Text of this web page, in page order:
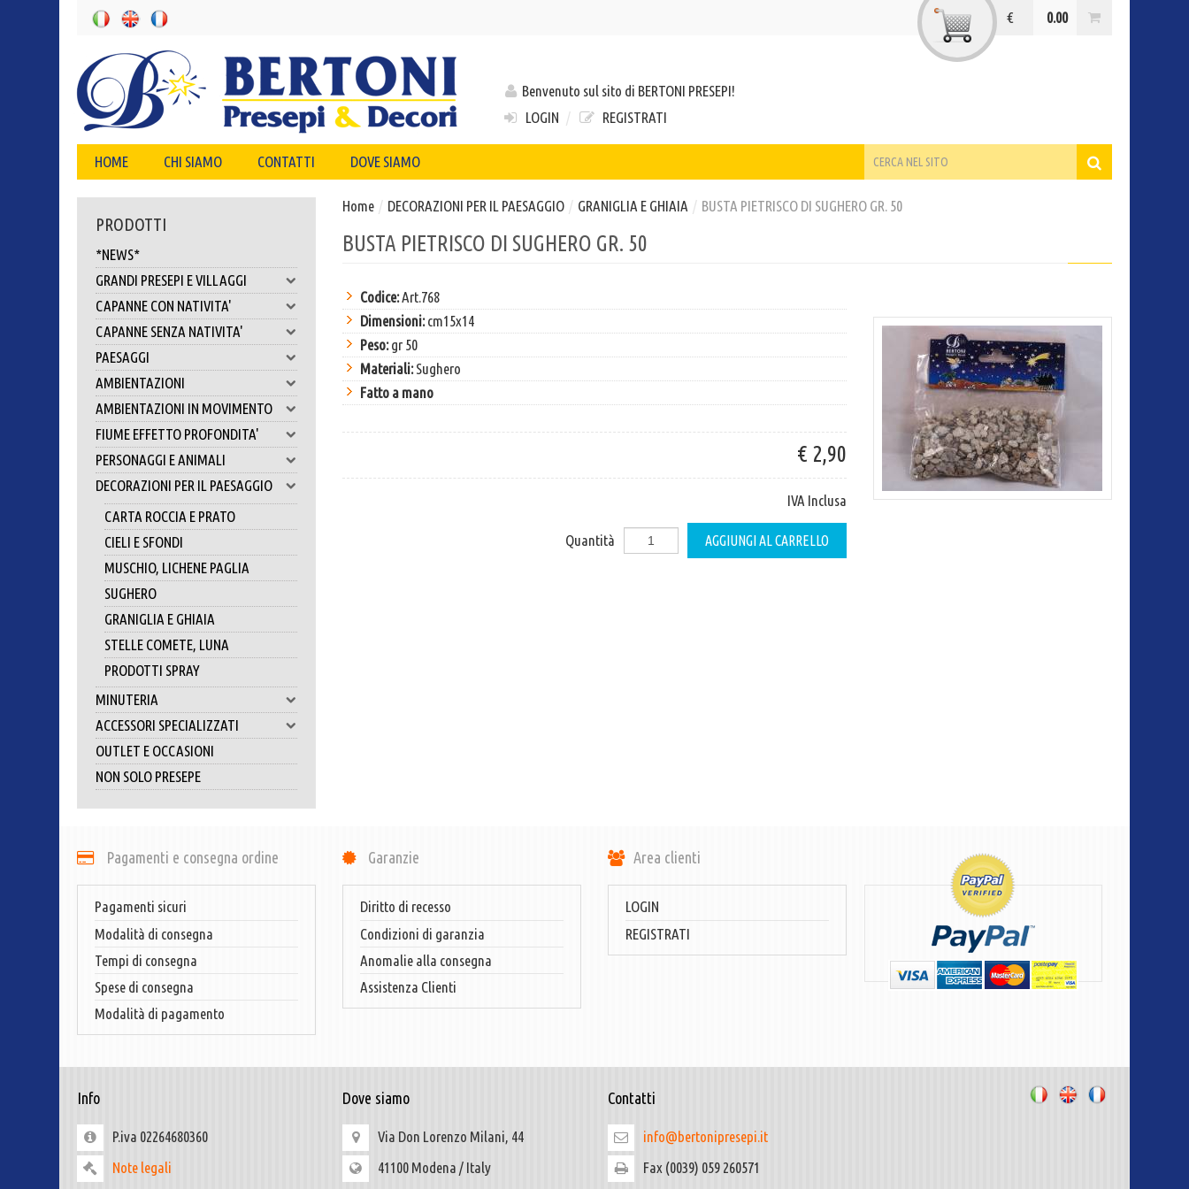
0.00
€
Benvenuto sul sito di BERTONI PRESEPI!
LOGIN / REGISTRATI
HOME CHI SIAMO CONTATTI DOVE SIAMO
PRODOTTI
*NEWS*
GRANDI PRESEPI E VILLAGGI
CAPANNE CON NATIVITA'
CAPANNE SENZA NATIVITA'
PAESAGGI
AMBIENTAZIONI
AMBIENTAZIONI IN MOVIMENTO
FIUME EFFETTO PROFONDITA'
PERSONAGGI E ANIMALI
DECORAZIONI PER IL PAESAGGIO
CARTA ROCCIA E PRATO
CIELI E SFONDI
MUSCHIO, LICHENE PAGLIA
SUGHERO
GRANIGLIA E GHIAIA
STELLE COMETE, LUNA
PRODOTTI SPRAY
MINUTERIA
ACCESSORI SPECIALIZZATI
OUTLET E OCCASIONI
NON SOLO PRESEPE
Home / DECORAZIONI PER IL PAESAGGIO / GRANIGLIA E GHIAIA / BUSTA PIETRISCO DI SUGHERO GR. 50
BUSTA PIETRISCO DI SUGHERO GR. 50
Codice:Art.768
Dimensioni:cm15x14
Peso:gr 50
Materiali:Sughero
Fatto a mano
€ 2,90
IVA Inclusa
Quantità
Pagamenti e consegna ordine
Pagamenti sicuri
Modalità di consegna
Tempi di consegna
Spese di consegna
Modalità di pagamento
Garanzie
Diritto di recesso
Condizioni di garanzia
Anomalie alla consegna
Assistenza Clienti
Area clienti
LOGIN
REGISTRATI
Info
P.iva 02264680360
Note legali
Dove siamo
Via Don Lorenzo Milani, 44
41100 Modena / Italy
Contatti
info@bertonipresepi.it
Fax (0039) 059 260571